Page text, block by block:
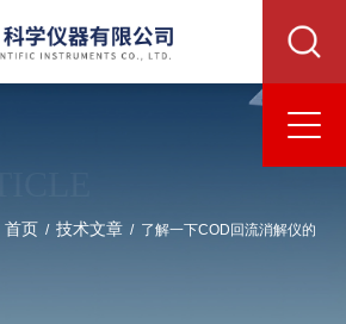
首页 / 技术文章 / 了解一下COD回流消解仪的